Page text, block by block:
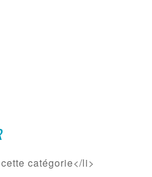
catégorie</li>